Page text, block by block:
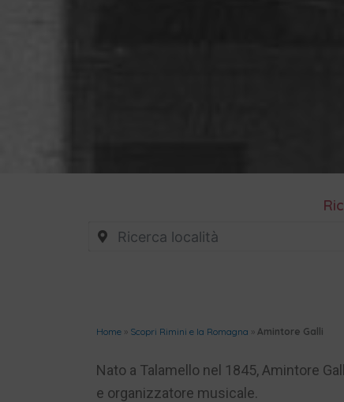
Home » Scopri Rimini e la Romagna » Amintore Galli
Nato a Talamello nel 1845, Amintore
e organizzatore musicale.